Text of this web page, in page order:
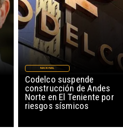
Codelco suspende
construcción de Andes
Norte en El Teniente por
riesgos sísmicos
NACIONAL